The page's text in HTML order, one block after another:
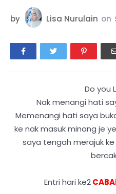
by Lisa Nurulain on
Do you
Nak menangi hati
Memenangi hati saya
ke nak masuk minang je
saya tengah merajuk
Entri hari ke2